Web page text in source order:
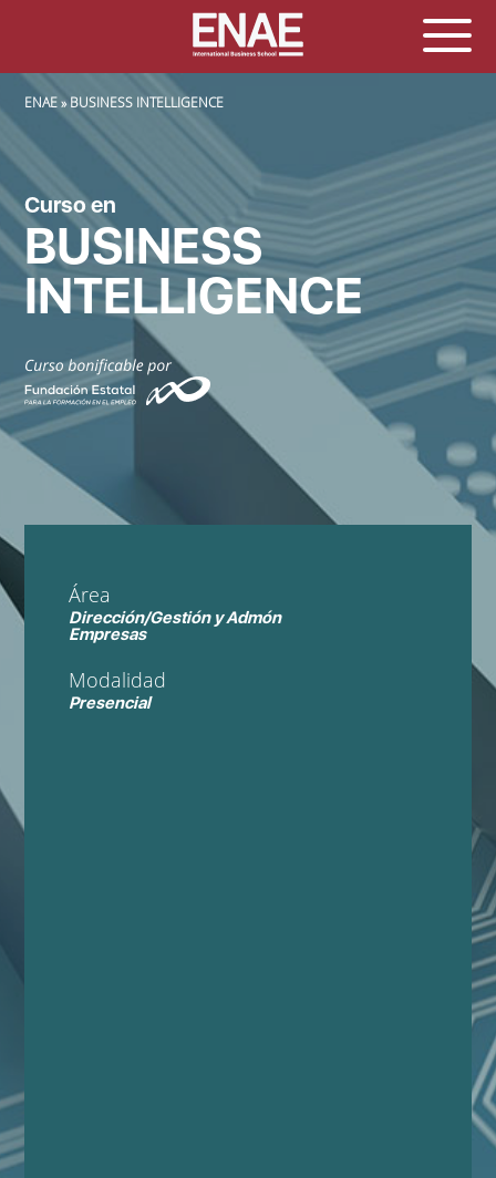
SOBRESCRIBIR ENLACES DE AYUDA A LA NAVEGACIÓN
ENAE BUSINESS INTELLIGENCE
Curso en
BUSINESS
INTELLIGENCE
Área
Dirección/Gestión y Admón
Empresas
Modalidad
Presencial